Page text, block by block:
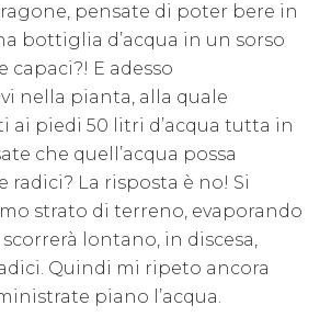
pensate di poter bere in
bottiglia d’acqua in un sorso
capaci?! E adesso
nella pianta, alla quale
ai piedi 50 litri d’acqua tutta in
che quell’acqua possa
radici? La risposta è no! Si
strato di terreno, evaporando
lontano, in discesa,
Quindi mi ripeto ancora
piano l’acqua.